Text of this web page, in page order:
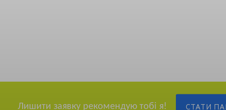
Лишити заявку рекомендую тобі я! СТАТИ